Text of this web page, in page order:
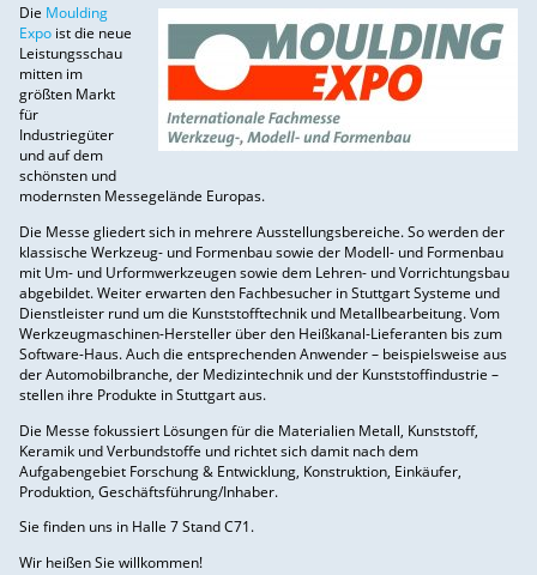
Die Moulding
Expo ist die neue
Leistungsschau
mitten im
größten Markt
für
Industriegüter
und auf dem
schönsten und
modernsten Messegelände Europas.
Die Messe gliedert sich in mehrere Ausstellungsbereiche. So werden der
klassische Werkzeug- und Formenbau sowie der Modell- und Formenbau
mit Um- und Urformwerkzeugen sowie dem Lehren- und Vorrichtungsbau
abgebildet. Weiter erwarten den Fachbesucher in Stuttgart Systeme und
Dienstleister rund um die Kunststofftechnik und Metallbearbeitung. Vom
Werkzeugmaschinen-Hersteller über den Heißkanal-Lieferanten bis zum
Software-Haus. Auch die entsprechenden Anwender – beispielsweise aus
der Automobilbranche, der Medizintechnik und der Kunststoffindustrie –
stellen ihre Produkte in Stuttgart aus.
Die Messe fokussiert Lösungen für die Materialien Metall, Kunststoff,
Keramik und Verbundstoffe und richtet sich damit nach dem
Aufgabengebiet Forschung & Entwicklung, Konstruktion, Einkäufer,
Produktion, Geschäftsführung/Inhaber.
Sie finden uns in Halle 7 Stand C71.
Wir heißen Sie willkommen!